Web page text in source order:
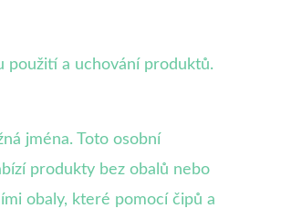
použití a uchování produktů.
jména. Toto osobní
produkty bez obalů nebo
obaly, které pomocí čipů a